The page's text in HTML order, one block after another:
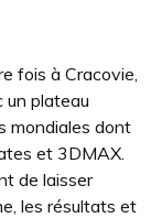
fois à Cracovie,
un plateau
mondiales dont
et 3DMAX.
de laisser
les résultats et